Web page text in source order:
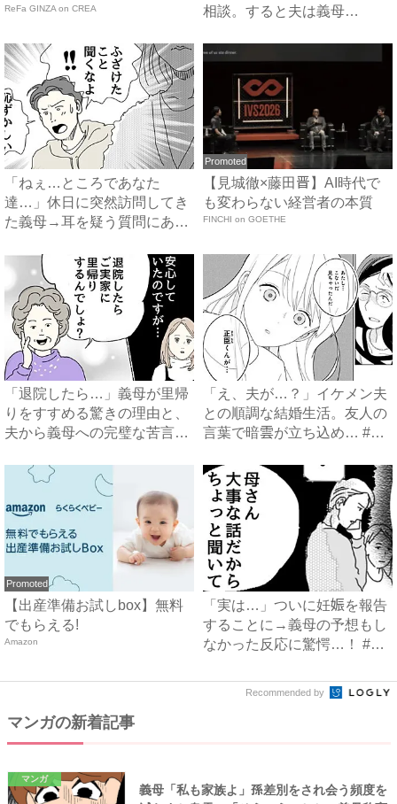
ReFa GINZA on CREA
相談。すると夫は義母
「ねぇ…ところであなた
達…」休日に突然訪問してき
た義母→耳を疑う質問にあ
Promoted
【見城徹×藤田晋】AI時代で
も変わらない経営者の本質
FINCHI on GOETHE
「退院したら…」義母が里帰
りをすすめる驚きの理由と、
夫から義母への完璧な苦言
「え、夫が…？」イケメン夫
との順調な結婚生活。友人の
言葉で暗雲が立ち込め… #
Promoted
【出産準備お試しbox】無料
でもらえる!
Amazon
「実は…」ついに妊娠を報告
することに→義母の予想もし
なかった反応に驚愕…！ #
Recommended by
マンガの新着記事
マンガ
義母「私も家族よ」孫差別をされ会う頻度を